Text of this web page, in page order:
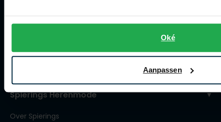
Oké
Aanpassen
Winkel
Contact winkel
Spierings Herenmode
Over Spierings